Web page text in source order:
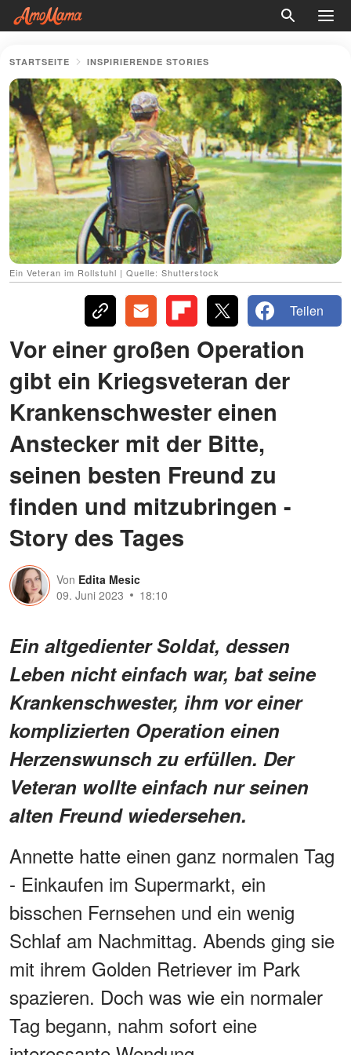
STARTSEITE INSPIRIERENDE STORIES
Ein Veteran im Rollstuhl | Quelle: Shutterstock
Teilen
Vor einer großen Operation
gibt ein Kriegsveteran der
Krankenschwester einen
Anstecker mit der Bitte,
seinen besten Freund zu
finden und mitzubringen -
Story des Tages
Von Edita Mesic
09. Juni 2023
18:10
Ein altgedienter Soldat, dessen
Leben nicht einfach war, bat seine
Krankenschwester, ihm vor einer
komplizierten Operation einen
Herzenswunsch zu erfüllen. Der
Veteran wollte einfach nur seinen
alten Freund wiedersehen.
Annette hatte einen ganz normalen Tag
- Einkaufen im Supermarkt, ein
bisschen Fernsehen und ein wenig
Schlaf am Nachmittag. Abends ging sie
mit ihrem Golden Retriever im Park
spazieren. Doch was wie ein normaler
Tag begann, nahm sofort eine